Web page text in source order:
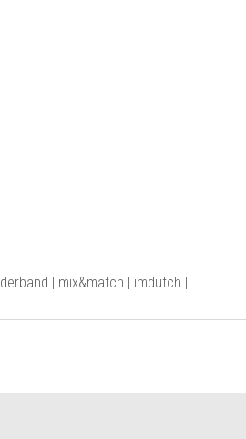
| mix&match | imdutch |